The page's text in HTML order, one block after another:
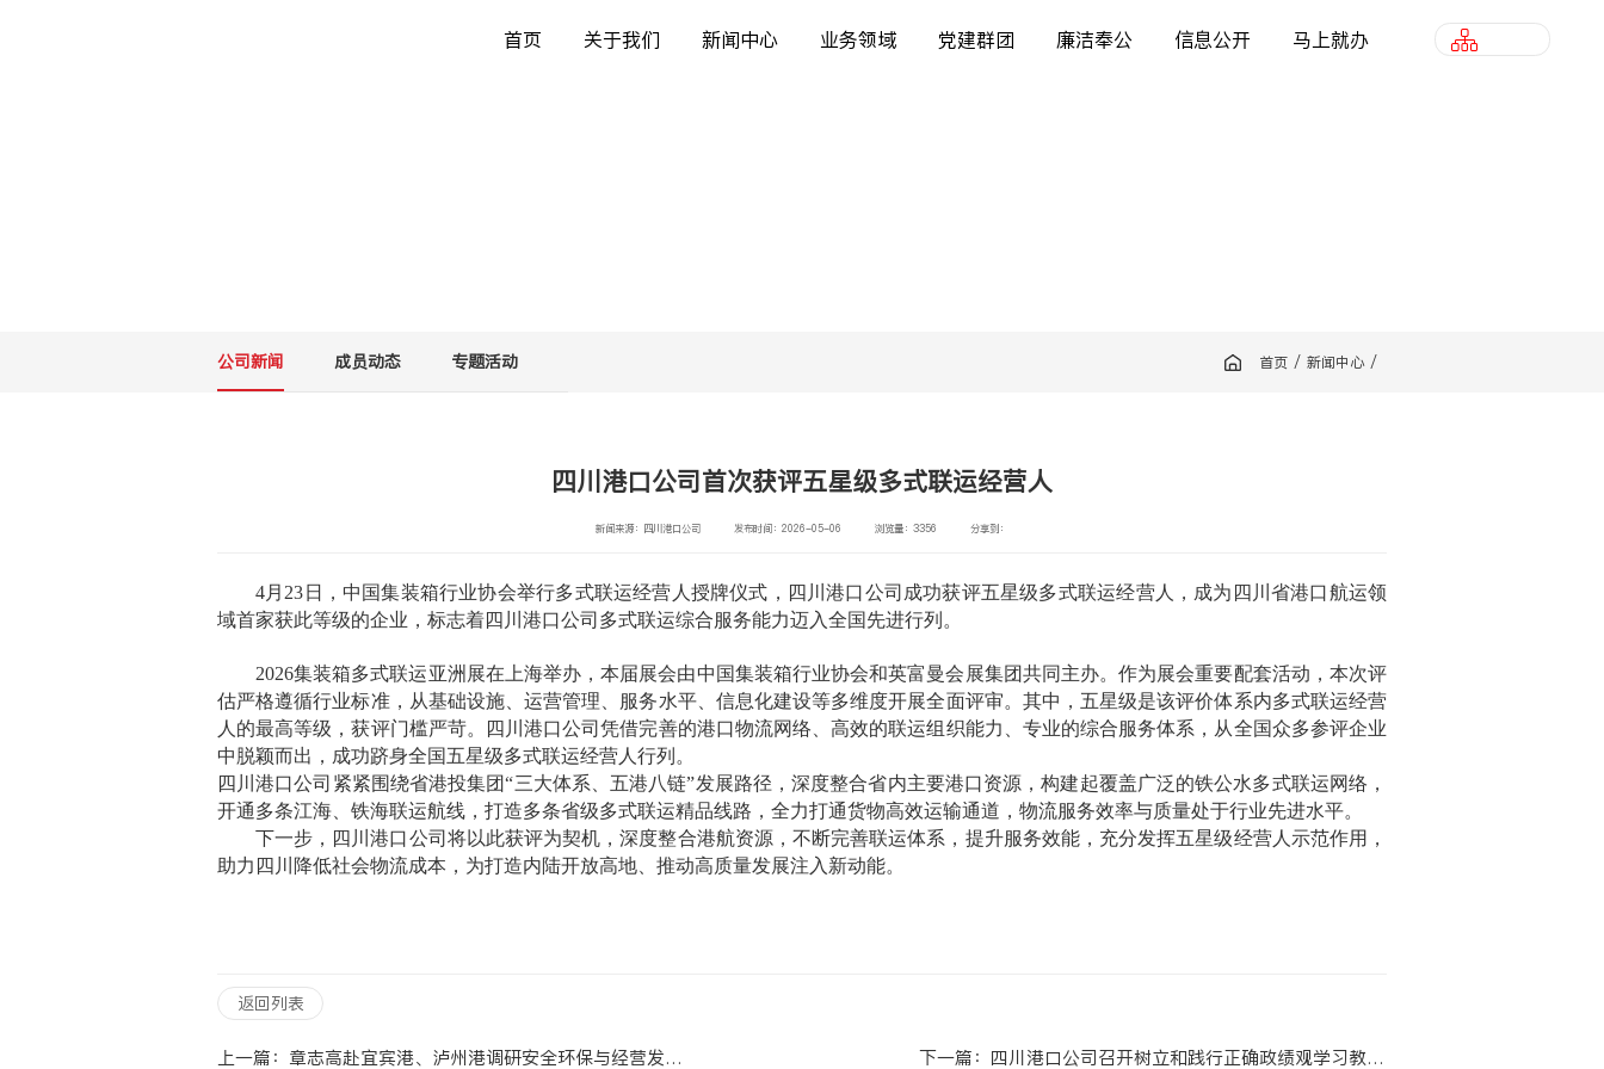
首页 关于我们 新闻中心 业务领域 党建群团 廉洁奉公 信息公开 马上就办
公司新闻 成员动态 专题活动 首页 / 新闻中心 /
四川港口公司首次获评五星级多式联运经营人
新闻来源：四川港口公司 发布时间：2026-05-06 浏览量：3356 分享到：
4月23日，中国集装箱行业协会举行多式联运经营人授牌仪式，四川港口公司成功获评五星级多式联运经营人，成为四川省港口航运领
域首家获此等级的企业，标志着四川港口公司多式联运综合服务能力迈入全国先进行列。
2026集装箱多式联运亚洲展在上海举办，本届展会由中国集装箱行业协会和英富曼会展集团共同主办。作为展会重要配套活动，本次评
估严格遵循行业标准，从基础设施、运营管理、服务水平、信息化建设等多维度开展全面评审。其中，五星级是该评价体系内多式联运经营
人的最高等级，获评门槛严苛。四川港口公司凭借完善的港口物流网络、高效的联运组织能力、专业的综合服务体系，从全国众多参评企业
中脱颖而出，成功跻身全国五星级多式联运经营人行列。
四川港口公司紧紧围绕省港投集团“三大体系、五港八链”发展路径，深度整合省内主要港口资源，构建起覆盖广泛的铁公水多式联运网络，
开通多条江海、铁海联运航线，打造多条省级多式联运精品线路，全力打通货物高效运输通道，物流服务效率与质量处于行业先进水平。
下一步，四川港口公司将以此获评为契机，深度整合港航资源，不断完善联运体系，提升服务效能，充分发挥五星级经营人示范作用，
助力四川降低社会物流成本，为打造内陆开放高地、推动高质量发展注入新动能。
返回列表
上一篇： 章志高赴宜宾港、泸州港调研安全环保与经营发展工作 下一篇： 四川港口公司召开树立和践行正确政绩观学习教育工作推进会